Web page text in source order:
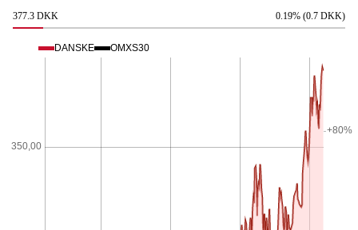
377.3 DKK 0.19% (0.7 DKK)
DANSKE OMXS30